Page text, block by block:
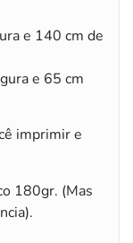
e 140 cm de
e 65 cm
imprimir e
180gr. (Mas